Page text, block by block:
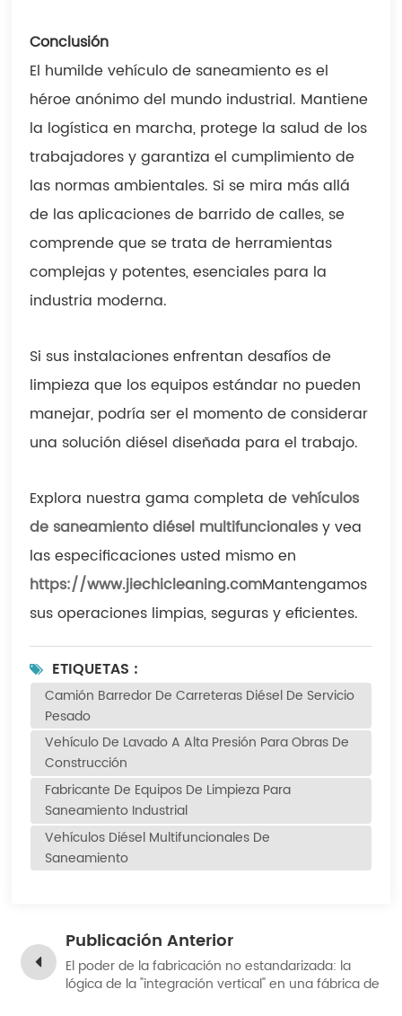
Conclusión
El humilde vehículo de saneamiento es el
héroe anónimo del mundo industrial. Mantiene
la logística en marcha, protege la salud de los
trabajadores y garantiza el cumplimiento de
las normas ambientales. Si se mira más allá
de las aplicaciones de barrido de calles, se
comprende que se trata de herramientas
complejas y potentes, esenciales para la
industria moderna.
Si sus instalaciones enfrentan desafíos de
limpieza que los equipos estándar no pueden
manejar, podría ser el momento de considerar
una solución diésel diseñada para el trabajo.
Explora nuestra gama completa devehículos
de saneamiento diésel multifuncionalesy vea
las especificaciones usted mismo en
https://www.jiechicleaning.comMantengamos
sus operaciones limpias, seguras y eficientes.
ETIQUETAS :
Camión Barredor De Carreteras Diésel De Servicio
Pesado
Vehículo De Lavado A Alta Presión Para Obras De
Construcción
Fabricante De Equipos De Limpieza Para
Saneamiento Industrial
Vehículos Diésel Multifuncionales De
Saneamiento
Publicación Anterior
El poder de la fabricación no estandarizada: la
lógica de la "integración vertical" en una fábrica de